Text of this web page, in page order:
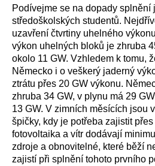
Podívejme se na dopady splnění
středoškolských studentů.
uzavření čtvrtiny uhelného
výkon uhelných bloků je zhruba
okolo 11 GW. Vzhledem k tomu,
Německo i o veškerý jaderný
ztrátu přes 20 GW výkonu.
zhruba 34 GW, v plynu má 29
13 GW. V zimních měsících jsou
špičky, kdy je potřeba zajistit
fotovoltaika a vítr dodávají
zdroje a obnovitelné, které běží
zajistí při splnění tohoto prvního